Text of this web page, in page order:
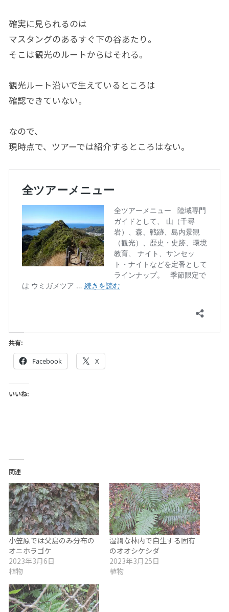
確実に見られるのは
マスタングのあるすぐ下の谷あたり。
そこは観光のルートからはそれる。
観光ルート沿いで生えているところは
確認できていない。
なので、
現時点で、ツアーでは紹介するところはない。
共有:
Facebook X
いいね:
関連
小笠原では父島のみ分布の
オニホラゴケ
2023年3月6日
植物
湿潤な林内で自生する固有
のオオシケシダ
2023年3月25日
植物